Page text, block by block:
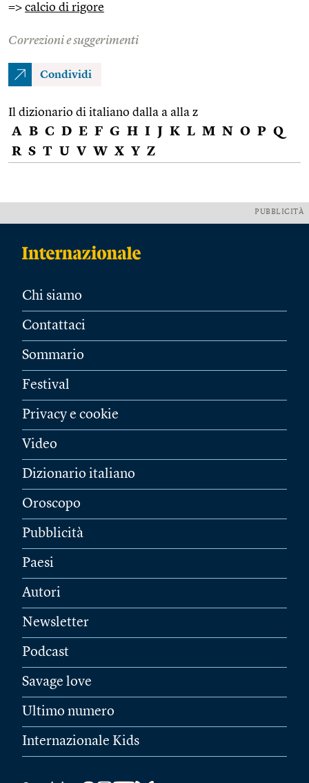
=> calcio di rigore
Correzioni e suggerimenti
Condividi
Il dizionario di italiano dalla a alla z
A B C D E F G H I J K L M N O P Q
R S T U V W X Y Z
PUBBLICITÀ
Chi siamo
Contattaci
Sommario
Festival
Privacy e cookie
Video
Dizionario italiano
Oroscopo
Pubblicità
Paesi
Autori
Newsletter
Podcast
Savage love
Ultimo numero
Internazionale Kids